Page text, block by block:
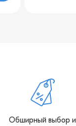
Обширный выбор и